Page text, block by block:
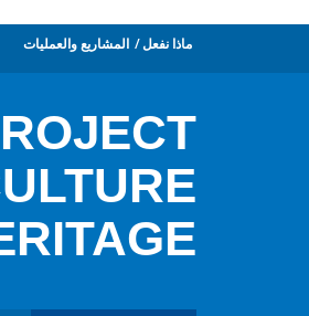
ماذا نفعل المشاريع والعمليات